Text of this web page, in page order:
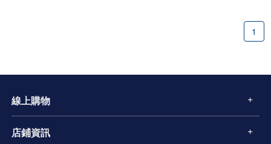
1
線上購物
店鋪資訊